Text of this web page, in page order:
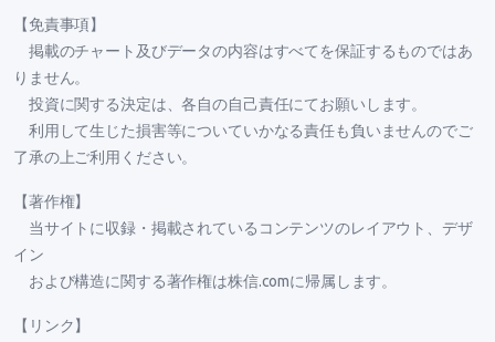
【免責事項】
掲載のチャート及びデータの内容はすべてを保証するものではあ
りません。
投資に関する決定は、各自の自己責任にてお願いします。
利用して生じた損害等についていかなる責任も負いませんのでご
了承の上ご利用ください。
【著作権】
当サイトに収録・掲載されているコンテンツのレイアウト、デザ
イン
および構造に関する著作権は株信.comに帰属します。
【リンク】